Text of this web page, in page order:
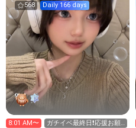
568 Daily 166 days
8:01 AM〜
ガチイベ最終日❗️応援お願